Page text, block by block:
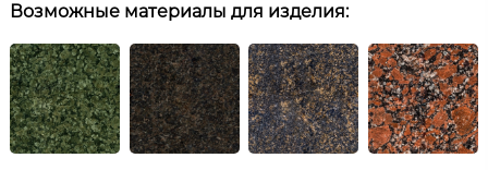
Возможные материалы для изделия: